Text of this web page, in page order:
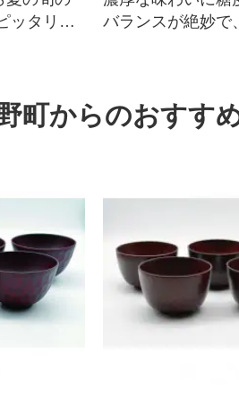
ッタリの
バランスが絶妙で
町からのおすす